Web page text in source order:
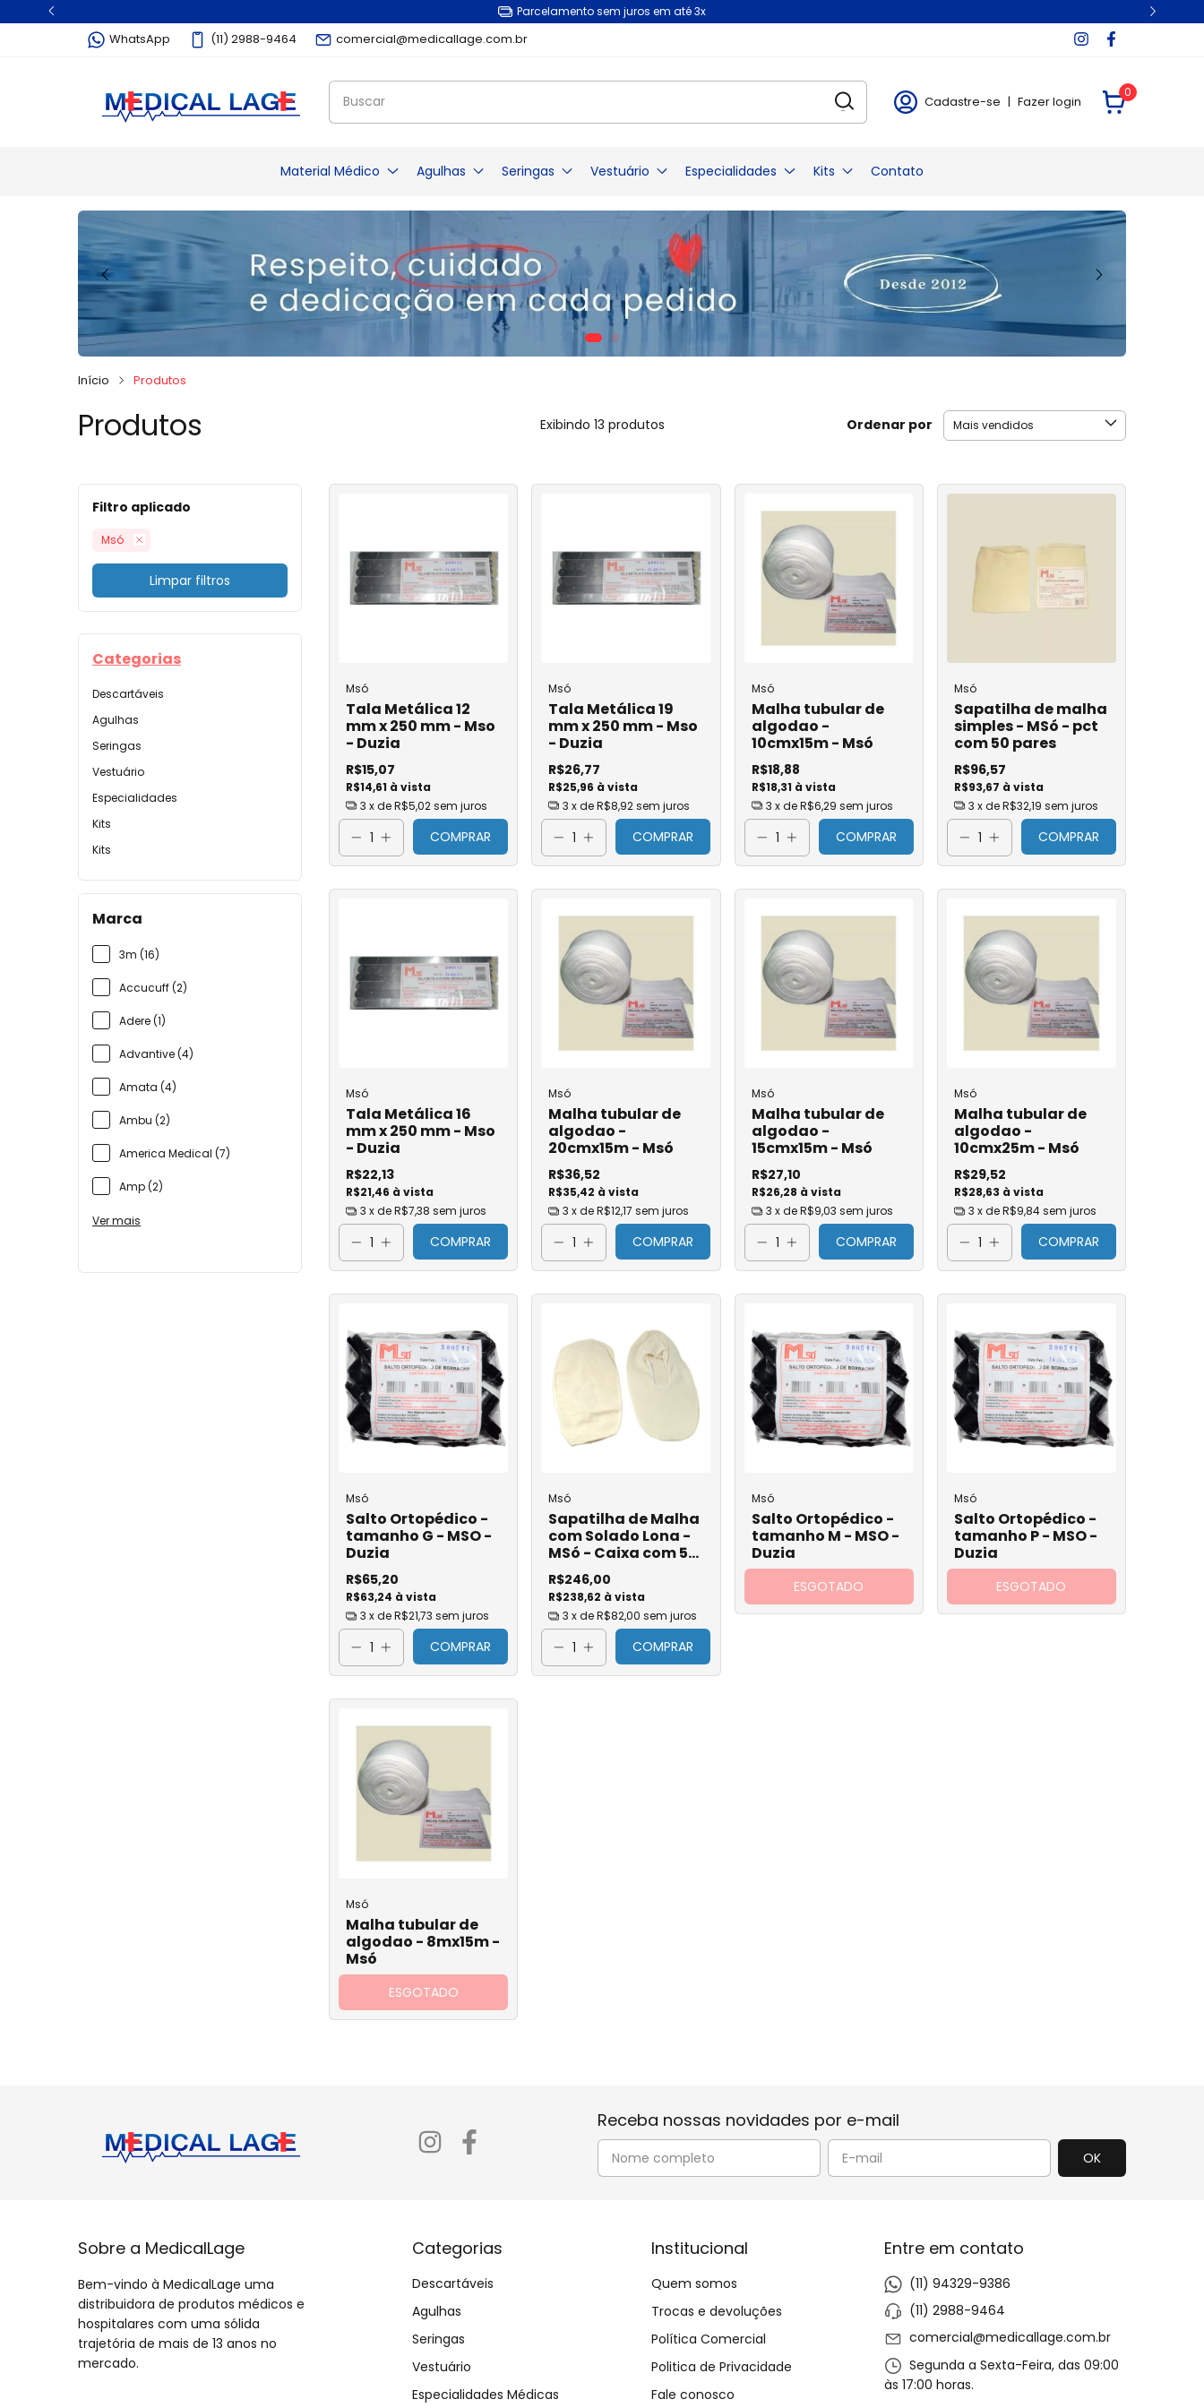
Entrega garantida em todo o Brasil
WhatsApp (11) 2988-9464 comercial@medicallage.com.br
Cadastre-se | Fazer login
0
Material Médico
Alcool
Abaixador de Lingua
Algodão
Almotolia
Campo Operatório
Cateter Intravenoso Comum
Cateter com Dispositivo Seg.
Cateter Lúmen
Cateter de Oxigênio
Cateter Epidural
Coletor Descartável
Coletor de Urina
Coletor Perfurocortante
Curativo
Equipo para Transfusão
Equipo Macrogotas
Equipo para Nutrição
Esparadrapo e Fitas
Esterelização
Fio de Sutura
Gel de Contato
Microcânula
Scalp a Vácuo
Saco de Lixo
Sonda Nasogástrica
Sonda Uretral e Retal
Sonda de Aspiração Traqueal
Sonda para Nutrição
Torneirinha 3 Vias
Tubo de Latex
Agulhas
Agulha Hipodérmica
Agulha para Anestesia
Agulha Raquidiana Spinal
Agulha Epidural Tuohy
Agulha Epidural Weiss
Agulha Raquidiana Whitacre
Agulha para Bloqueio Plexo
Agulha de Lebel e Mesoterapia
Agulha Gengival
Agulha para Hemodiálise
Agulha para Caneta de Insulina
Seringas
Seringa Descartável
Seringa de Insulina
Ultra-Fine BD
Seringa de Vidro
Dosador Oral
Vestuário
Avental
Lençol em TNT
Papel Lençol
Toalha de Papel
Luvas
Luva Látex
Luva Vinil
Sapatilha Propé
Touca
Especialidades
Ginecologia
Espéculo Vaginal
Pinça Cheron
Histerômetro
Resgate
Laboratório
Adaptador
Agulha para Coleta a Vácuo
Bolsa para Coleta de Sangue
Tubo para Coleta de Sangue
Cânula de traqueostomia
Insuflador
Aparelho de Pressão
Cadeira de Banho
Cadeira de Rodas
Instrumental Cirúrgico
Termômetro
Diabetes
Ortopedia
Atadura de Crepom
Atadura Elástica
Atadura de Rayon
Atadura Ortopédica
Malha Tubular
Salto Ortopédico
Kits
Kit Sutura
Kit Retirada de Pontos
Kit Curativo
Contato
Início Produtos
Produtos Exibindo 13 produtos Ordenar por
Filtro aplicado
Msó
Limpar filtros
Categorias
Descartáveis
Agulhas
Seringas
Vestuário
Especialidades
Kits
Kits
Marca
3m (16)
Accucuff (2)
Adere (1)
Advantive (4)
Amata (4)
Ambu (2)
America Medical (7)
Amp (2)
Ver mais
Msó
Tala Metálica 12
mm x 250 mm - Mso
- Duzia
R$14,61 à vista
R$15,07
3 x deR$5,02sem juros
COMPRAR
Msó
Tala Metálica 19
mm x 250 mm - Mso
- Duzia
R$25,96 à vista
R$26,77
3 x deR$8,92sem juros
COMPRAR
Msó
Malha tubular de
algodao -
10cmx15m - Msó
R$18,31 à vista
R$18,88
3 x deR$6,29 sem juros
COMPRAR
Msó
Sapatilha de malha
simples - MSó - pct
com 50 pares
R$93,67 à vista
R$96,57
3 x deR$32,19 sem juros
COMPRAR
Msó
Tala Metálica 16
mm x 250 mm - Mso
- Duzia
R$21,46 à vista
R$22,13
3 x deR$7,38 sem juros
COMPRAR
Msó
Malha tubular de
algodao -
20cmx15m - Msó
R$35,42 à vista
R$36,52
3 x deR$12,17 sem juros
COMPRAR
Msó
Malha tubular de
algodao -
15cmx15m - Msó
R$26,28 à vista
R$27,10
3 x deR$9,03 sem juros
COMPRAR
Msó
Malha tubular de
algodao -
10cmx25m - Msó
R$28,63 à vista
R$29,52
3 x deR$9,84sem juros
COMPRAR
Msó
Salto Ortopédico -
tamanho G - MSO -
Duzia
R$63,24 à vista
R$65,20
3 x deR$21,73 sem juros
COMPRAR
Msó
Sapatilha de Malha
com Solado Lona -
MSó - Caixa com 50
pares
R$238,62 à vista
R$246,00
3 x deR$82,00 sem juros
COMPRAR
Msó
Salto Ortopédico -
tamanho M - MSO -
Duzia
ESGOTADO
Msó
Salto Ortopédico -
tamanho P - MSO -
Duzia
ESGOTADO
Msó
Malha tubular de
algodao - 8mx15m -
Msó
ESGOTADO
Receba nossas novidades por e-mail
Sobre a MedicalLage
Bem-vindo à MedicalLage uma
distribuidora de produtos médicos e
hospitalares com uma sólida
trajetória de mais de 13 anos no
mercado.
Categorias
Descartáveis
Agulhas
Seringas
Vestuário
Especialidades Médicas
Institucional
Quem somos
Trocas e devoluções
Política Comercial
Politica de Privacidade
Fale conosco
Entre em contato
(11) 94329-9386
(11) 2988-9464
comercial@medicallage.com.br
Segunda a Sexta-Feira, das 09:00
às 17:00 horas.